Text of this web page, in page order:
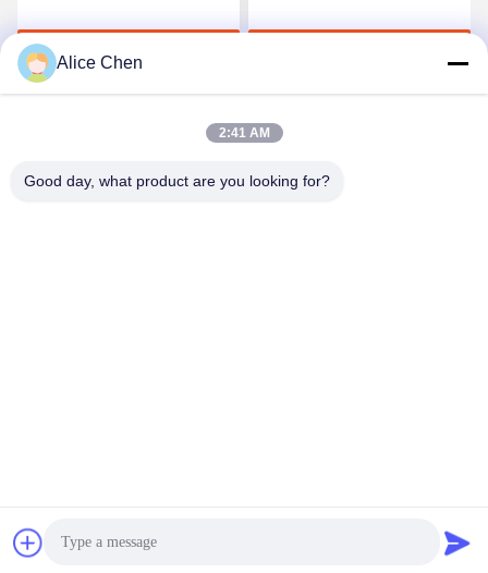
l'impression de transfert
de chaleurDiscuter Maintenant
pour l'impression de
Fournisseur. © de Copyright 2018-2026 Shenzhen Tunsing
Plastic Products Co., Ltd. . Tous droits réservés.
Alice Chen
2:41 AM
Good day, what product are you looking for?